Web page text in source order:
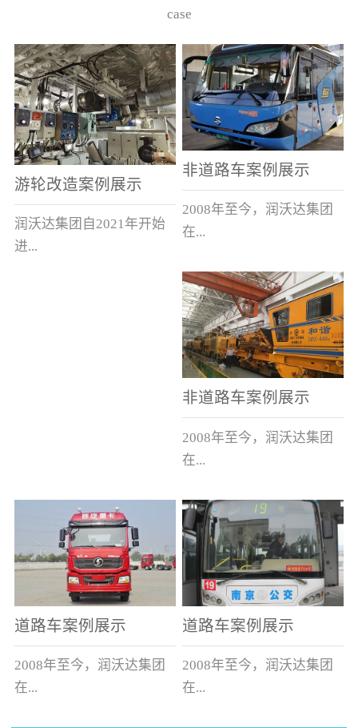
case
游轮改造案例展示
润沃达集团自2021年开始
进...
非道路车案例展示
2008年至今，润沃达集团
在...
中国累计升级改造非道路
运输车辆10000余辆，涵盖
了所有非道路车辆类型。
非道路车案例展示
2008年至今，润沃达集团
在...
中国累计升级改造非道路
运输车辆10000余辆，涵盖
了所有非道路车辆类型。
道路车案例展示
2008年至今，润沃达集团
在...
道路车案例展示
2008年至今，润沃达集团
在...